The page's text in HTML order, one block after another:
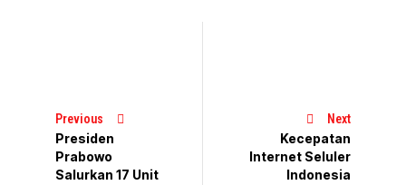
Previous
Presiden
Prabowo
Salurkan 17 Unit
Next
Kecepatan
Internet Seluler
Indonesia